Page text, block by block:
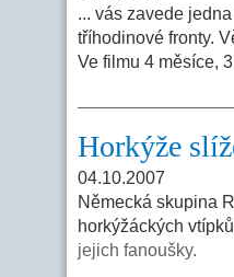
... vás zavede
tříhodinové fronty.
Ve filmu 4 měsíce,
Horkýže
04.10.2007
Německá skupina
horkýžáckých
jejich fanoušky.